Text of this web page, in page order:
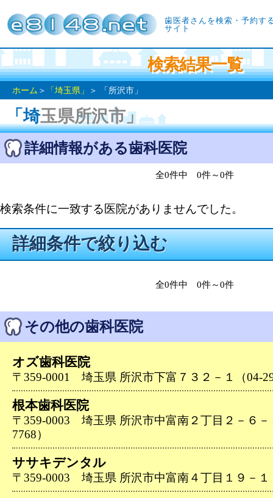
歯医者さんを検索・予約す
サイト
検索結果一覧
ホーム ＞ 「埼玉県」 ＞ 「所沢市」
「埼玉県所沢市」
詳細情報がある歯科医院
全0件中 0件～0件
検索条件に一致する医院がありませんでした。
詳細条件で絞り込む
全0件中 0件～0件
その他の歯科医院
オズ歯科医院
〒359-0001 埼玉県 所沢市下富７３２－１（04-
根本歯科医院
〒359-0003 埼玉県 所沢市中富南２丁目２－６－
7768）
ササキデンタル
〒359-0003 埼玉県 所沢市中富南４丁目１９－１